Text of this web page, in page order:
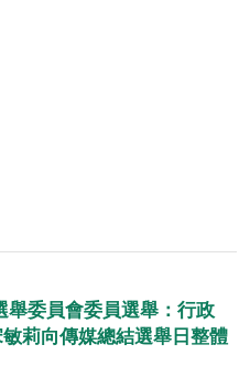
舉委員會委員選舉：行政
莉向傳媒總結選舉日整體